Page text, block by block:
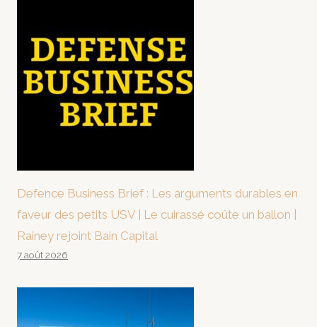
Defence Business Brief : Les arguments durables en
faveur des petits USV | Le cuirassé coûte un ballon |
Rainey rejoint Bain Capital
7 août 2026